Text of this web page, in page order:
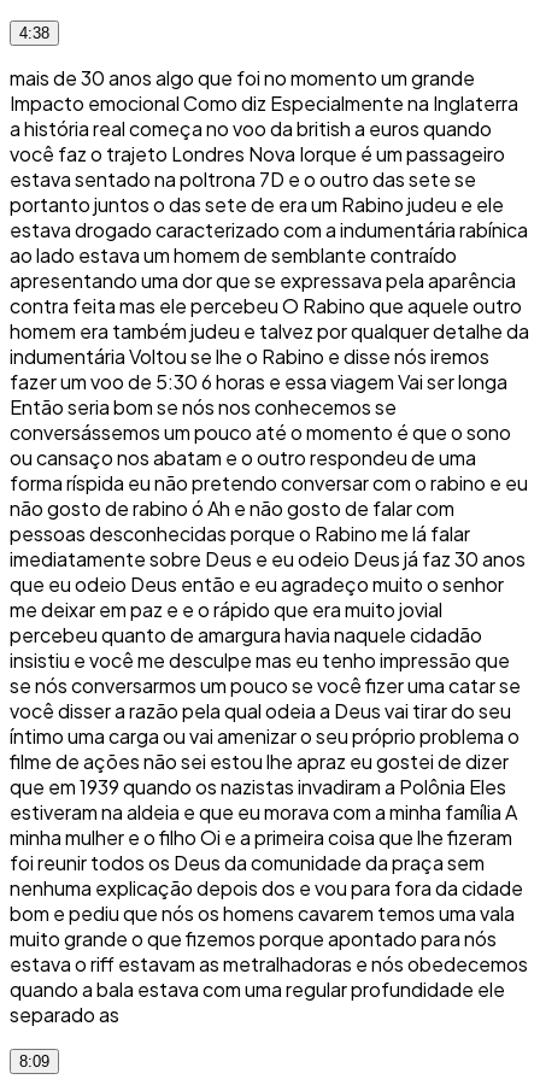
4:38
mais de 30 anos algo que foi no momento um grande
Impacto emocional Como diz Especialmente na Inglaterra
a história real começa no voo da british a euros quando
você faz o trajeto Londres Nova Iorque é um passageiro
estava sentado na poltrona 7D e o outro das sete se
portanto juntos o das sete de era um Rabino judeu e ele
estava drogado caracterizado com a indumentária rabínica
ao lado estava um homem de semblante contraído
apresentando uma dor que se expressava pela aparência
contra feita mas ele percebeu O Rabino que aquele outro
homem era também judeu e talvez por qualquer detalhe da
indumentária Voltou se lhe o Rabino e disse nós iremos
fazer um voo de 5:30 6 horas e essa viagem Vai ser longa
Então seria bom se nós nos conhecemos se
conversássemos um pouco até o momento é que o sono
ou cansaço nos abatam e o outro respondeu de uma
forma ríspida eu não pretendo conversar com o rabino e eu
não gosto de rabino ó Ah e não gosto de falar com
pessoas desconhecidas porque o Rabino me lá falar
imediatamente sobre Deus e eu odeio Deus já faz 30 anos
que eu odeio Deus então e eu agradeço muito o senhor
me deixar em paz e e o rápido que era muito jovial
percebeu quanto de amargura havia naquele cidadão
insistiu e você me desculpe mas eu tenho impressão que
se nós conversarmos um pouco se você fizer uma catar se
você disser a razão pela qual odeia a Deus vai tirar do seu
íntimo uma carga ou vai amenizar o seu próprio problema o
filme de ações não sei estou lhe apraz eu gostei de dizer
que em 1939 quando os nazistas invadiram a Polônia Eles
estiveram na aldeia e que eu morava com a minha família A
minha mulher e o filho Oi e a primeira coisa que lhe fizeram
foi reunir todos os Deus da comunidade da praça sem
nenhuma explicação depois dos e vou para fora da cidade
bom e pediu que nós os homens cavarem temos uma vala
muito grande o que fizemos porque apontado para nós
estava o riff estavam as metralhadoras e nós obedecemos
quando a bala estava com uma regular profundidade ele
separado as
8:09